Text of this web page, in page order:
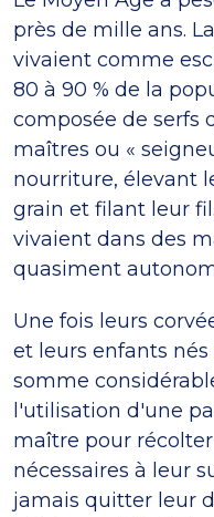
près de mille ans.
vivaient comme
80 à 90 % de la
composée de serfs
maîtres ou «
nourriture, élevant
grain et filant leur
vivaient dans des
quasiment
Une fois leurs
et leurs enfants
somme
l'utilisation d'une
maître pour
nécessaires à leur
jamais quitter leur